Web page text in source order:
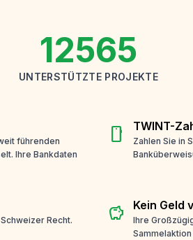
12565
UNTERSTÜTZTE PROJEKTE
führenden
Ihre Bankdaten
smartphone TWINT-
Zahlen Sie in
Recht. savings Kein Geld
Ihre